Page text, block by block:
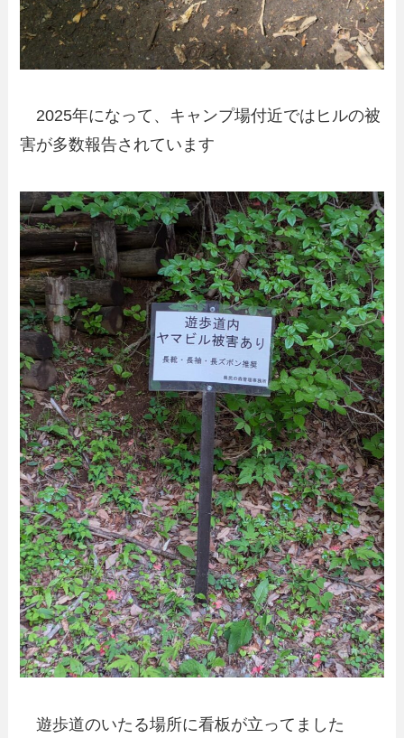
2025年になって、キャンプ場付近ではヒルの被
害が多数報告されています
遊歩道のいたる場所に看板が立ってました